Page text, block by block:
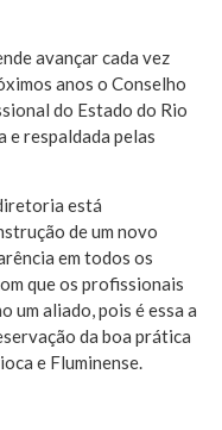
avançar cada vez
anos o Conselho
do Estado do Rio
e respaldada pelas
está
de um novo
em todos os
que os profissionais
um aliado, pois é essa a
da boa prática
e Fluminense.